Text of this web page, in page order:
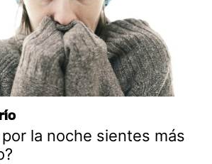
la noche sientes más